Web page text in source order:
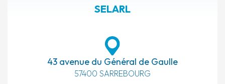
SELARL
43 avenue du Général de Gaulle
57400 SARREBOURG